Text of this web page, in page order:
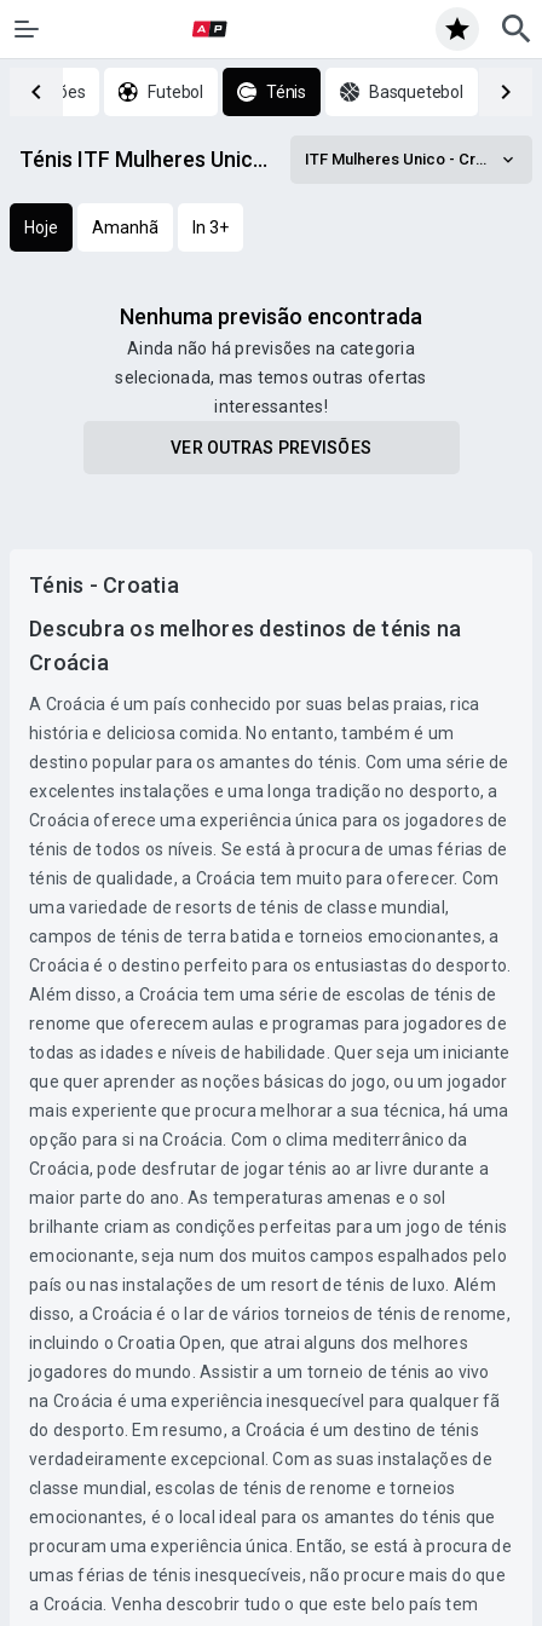
previsões Futebol Ténis Basquetebol
Ténis ITF Mulheres Unico - Croatia prognósticos ITF Mulheres Unico - Croatia
Hoje Amanhã In 3+
Nenhuma previsão encontrada
Ainda não há previsões na categoria
selecionada, mas temos outras ofertas
interessantes!
VER OUTRAS PREVISÕES
Ténis - Croatia
Descubra os melhores destinos de ténis na
Croácia
A Croácia é um país conhecido por suas belas praias, rica
história e deliciosa comida. No entanto, também é um
destino popular para os amantes do ténis. Com uma série de
excelentes instalações e uma longa tradição no desporto, a
Croácia oferece uma experiência única para os jogadores de
ténis de todos os níveis. Se está à procura de umas férias de
ténis de qualidade, a Croácia tem muito para oferecer. Com
uma variedade de resorts de ténis de classe mundial,
campos de ténis de terra batida e torneios emocionantes, a
Croácia é o destino perfeito para os entusiastas do desporto.
Além disso, a Croácia tem uma série de escolas de ténis de
renome que oferecem aulas e programas para jogadores de
todas as idades e níveis de habilidade. Quer seja um iniciante
que quer aprender as noções básicas do jogo, ou um jogador
mais experiente que procura melhorar a sua técnica, há uma
opção para si na Croácia. Com o clima mediterrânico da
Croácia, pode desfrutar de jogar ténis ao ar livre durante a
maior parte do ano. As temperaturas amenas e o sol
brilhante criam as condições perfeitas para um jogo de ténis
emocionante, seja num dos muitos campos espalhados pelo
país ou nas instalações de um resort de ténis de luxo. Além
disso, a Croácia é o lar de vários torneios de ténis de renome,
incluindo o Croatia Open, que atrai alguns dos melhores
jogadores do mundo. Assistir a um torneio de ténis ao vivo
na Croácia é uma experiência inesquecível para qualquer fã
do desporto. Em resumo, a Croácia é um destino de ténis
verdadeiramente excepcional. Com as suas instalações de
classe mundial, escolas de ténis de renome e torneios
emocionantes, é o local ideal para os amantes do ténis que
procuram uma experiência única. Então, se está à procura de
umas férias de ténis inesquecíveis, não procure mais do que
a Croácia. Venha descobrir tudo o que este belo país tem